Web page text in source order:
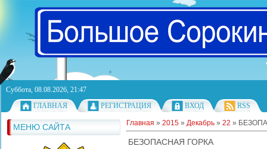
Суббота, 08.08.2026, 21:47
ГЛАВНАЯ
РЕГИСТРАЦИЯ ВХОД RSS
МЕНЮ САЙТА Главная » 2015 » Декабрь » 22 »
БЕЗОПАСНАЯ ГОРКА